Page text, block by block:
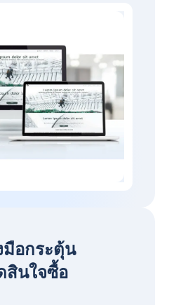
มือกระตุ้น
สินใจซื้อ